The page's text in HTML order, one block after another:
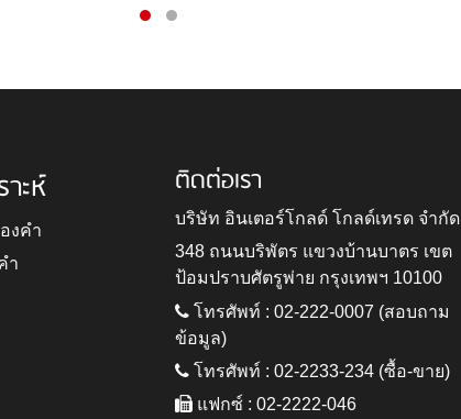
ะห์
งคำ
ำ
ติดต่อเรา
บริษัท อินเตอร์โกลด์ โกลด์เทรด จำกัด
348 ถนนบริพัตร แขวงบ้านบาตร เขต
ป้อมปราบศัตรูพ่าย กรุงเทพฯ 10100
โทรศัพท์ : 02-222-0007 (สอบถาม
ข้อมูล)
โทรศัพท์ : 02-2233-234 (ซื้อ-ขาย)
แฟกซ์ : 02-2222-046